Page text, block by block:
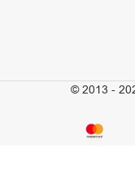
© 2013 -
შიკი – კრემ-